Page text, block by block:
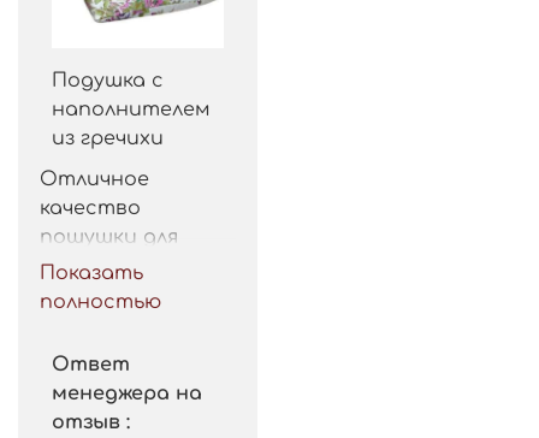
Подушка с
наполнителем
из гречихи
Отличное
качество
пошушки для
такой цены.
Рекомендую.
Показать
полностью
Ответ
менеджера на
отзыв :